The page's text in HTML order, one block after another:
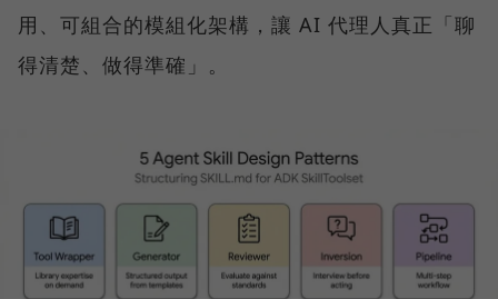
用、可組合的模組化架構，讓 AI 代理人真正「聊
得清楚、做得準確」。